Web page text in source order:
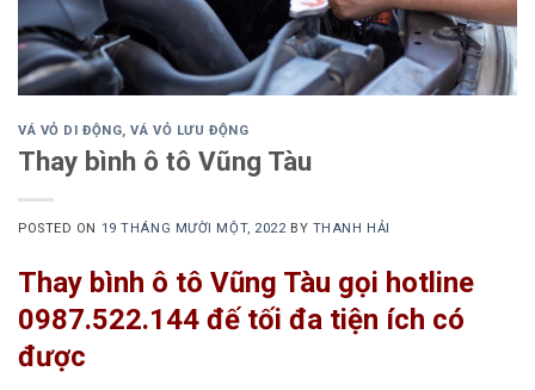
VÁ VỎ DI ĐỘNG,VÁ VỎ LƯU ĐỘNG
Thay bình ô tô Vũng Tàu
POSTED ON 19 THÁNG MƯỜI MỘT, 2022BY THANH HẢI
Thay bình ô tô Vũng Tàu gọi hotline
0987.522.144 đế tối đa tiện ích có
được